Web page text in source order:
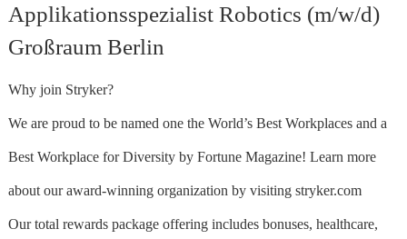
Applikationsspezialist Robotics (m/w/d)
Großraum Berlin
Why join Stryker?
We are proud to be named one the World’s Best Workplaces and a
Best Workplace for Diversity by Fortune Magazine! Learn more
about our award-winning organization by visiting stryker.com
Our total rewards package offering includes bonuses, healthcare,